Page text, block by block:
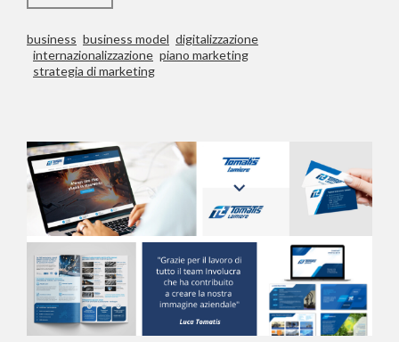
business business model digitalizzazione
internazionalizzazione piano marketing
strategia di marketing